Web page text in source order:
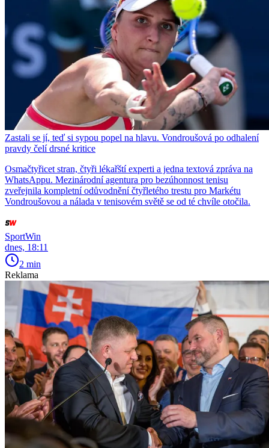
Zastali se jí, teď si sypou popel na hlavu. Vondroušová po odhalení
pravdy čelí drsné kritice
Osmačtyřicet stran, čtyři lékařští experti a jedna textová zpráva na
WhatsAppu. Mezinárodní agentura pro bezúhonnost tenisu
zveřejnila kompletní odůvodnění čtyřletého trestu pro Markétu
Vondroušovou a nálada v tenisovém světě se od té chvíle otočila.
SportWin
dnes, 18:11
2 min
Reklama